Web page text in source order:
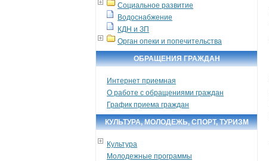
Социальное развитие
Водоснабжение
КДН и ЗП
Орган опеки и попечительства
ОБРАЩЕНИЯ ГРАЖДАН
Интернет приемная
О работе с обращениями граждан
График приема граждан
КУЛЬТУРА, МОЛОДЕЖЬ, СПОРТ, ТУРИЗМ
Культура
Молодежные программы